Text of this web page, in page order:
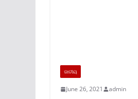
ଜାତୀୟ
June 26, 2021 admin